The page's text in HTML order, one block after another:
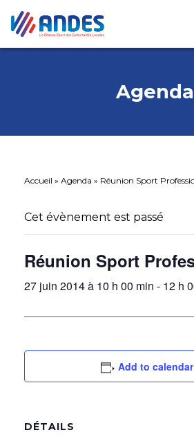
Agenda
Accueil » Agenda » Réunion Sport
Cet évènement est passé
Réunion Sport
27 juin 2014 à 10 h 00 min - 12 h
Add to calendar
DÉTAILS